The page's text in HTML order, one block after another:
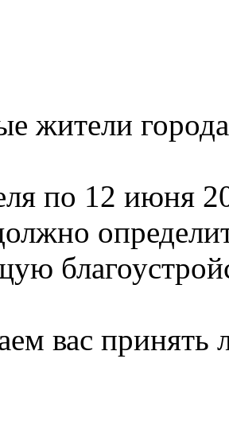
жители
по 12 июня
вас принять